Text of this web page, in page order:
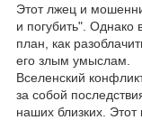
Этот лжец и
и погубить".
план, как
его злым умыслам.
Вселенский
за собой
наших близких.